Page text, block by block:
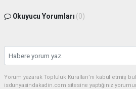
Okuyucu Yorumları (0)
Yorum yazarak Topluluk Kuralları’nı kabul etmiş
isdunyasindakadin.com sitesine yaptığınız